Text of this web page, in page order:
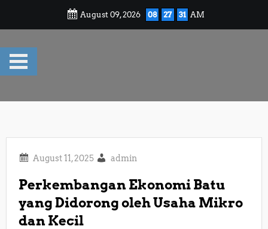
August 09, 2026 08 27 31 AM
admin
Perkembangan Ekonomi Batu
yang Didorong oleh Usaha Mikro
dan Kecil